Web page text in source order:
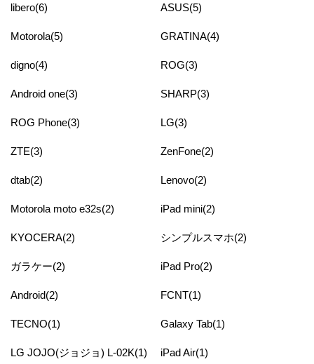
libero(6) ASUS(5)
Motorola(5) GRATINA(4)
digno(4) ROG(3)
Android one(3) SHARP(3)
ROG Phone(3) LG(3)
ZTE(3) ZenFone(2)
dtab(2) Lenovo(2)
Motorola moto e32s(2) iPad mini(2)
KYOCERA(2) シンプルスマホ(2)
ガラケー(2) iPad Pro(2)
Android(2) FCNT(1)
TECNO(1) Galaxy Tab(1)
LG JOJO(ジョジョ) L-02K(1) iPad Air(1)